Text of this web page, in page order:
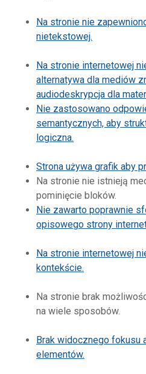
Na stronie nie
nietekstowej.
Na stronie internetowej
alternatywa dla mediów
audiodeskrypcja dla
Nie zastosowano
semantycznych, aby
logiczna.
Strona używa grafik aby
Na stronie nie istnieją
pominięcie bloków.
Nie zawarto poprawnie
opisowego strony
Na stronie internetowej
kontekście.
Na stronie brak
na wiele sposobów.
Brak widocznego fokusu
elementów.